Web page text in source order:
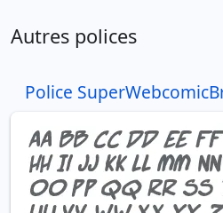
Autres polices
Police